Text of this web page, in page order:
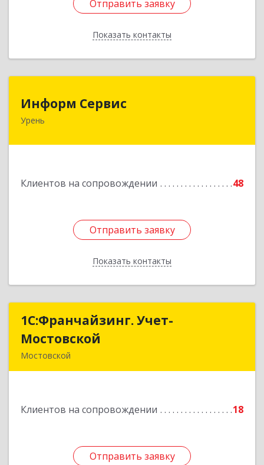
Отправить заявку
Показать контакты
Отправить заявку
Назад
Информ Сервис
Урень
Клиентов на сопровождении 48
Отправить заявку
Показать контакты
Отправить заявку
Назад
1С:Франчайзинг. Учет-
Мостовской
Мостовской
Клиентов на сопровождении 18
Отправить заявку
1С:Франчайзинг. Учет-
Отправить заявку